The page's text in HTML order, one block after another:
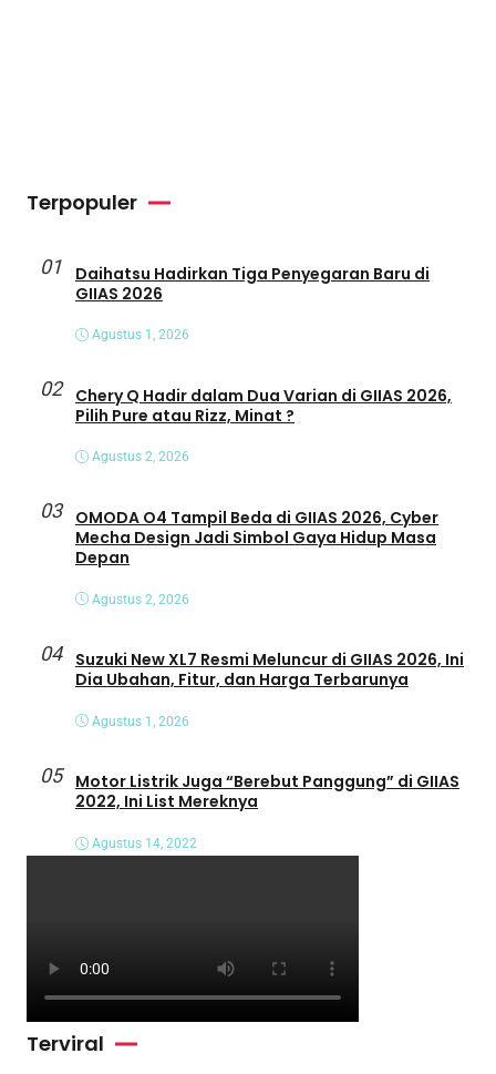
Terpopuler
01
Daihatsu Hadirkan Tiga Penyegaran Baru di
GIIAS 2026
Agustus 1, 2026
02
Chery Q Hadir dalam Dua Varian di GIIAS 2026,
Pilih Pure atau Rizz, Minat ?
Agustus 2, 2026
03
OMODA O4 Tampil Beda di GIIAS 2026, Cyber
Mecha Design Jadi Simbol Gaya Hidup Masa
Depan
Agustus 2, 2026
04
Suzuki New XL7 Resmi Meluncur di GIIAS 2026, Ini
Dia Ubahan, Fitur, dan Harga Terbarunya
Agustus 1, 2026
05
Motor Listrik Juga “Berebut Panggung” di GIIAS
2022, Ini List Mereknya
Agustus 14, 2022
Terviral